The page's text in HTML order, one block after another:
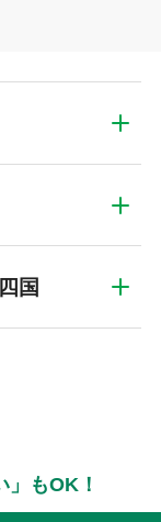
国
」もOK！